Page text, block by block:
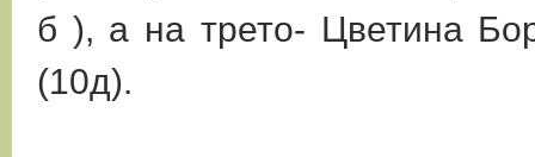
б ), а на трето- Цветина
(10д).